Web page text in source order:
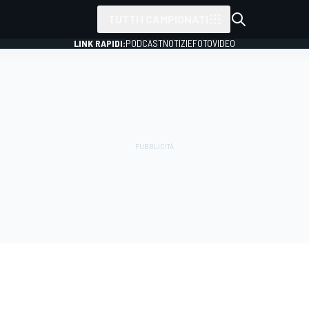
LINK RAPIDI:PODCASTNOTIZIEFOTOVIDEO